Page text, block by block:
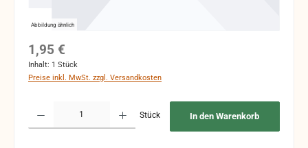
Abbildung ähnlich
Regulärer Preis:
1,95 €
Inhalt: 1 Stück
Preise inkl. MwSt. zzgl. Versandkosten
Stück In den Warenkorb